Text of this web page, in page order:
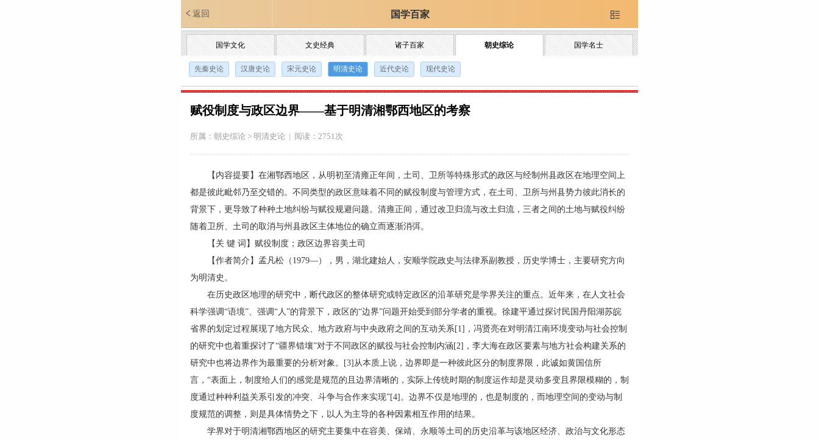
返回 国学百家 
国学文化 文史经典 诸子百家 朝史综论 国学名士
先秦史论 汉唐史论 宋元史论 明清史论 近代史论 现代史论
赋役制度与政区边界——基于明清湘鄂西地区的考察
所属： 朝史综论 > 明清史论 | 阅读：2751次
【内容提要】在湘鄂西地区，从明初至清雍正年间，土司、卫所等特殊形式的政区与经制州县政区在地理空间上
都是彼此毗邻乃至交错的。不同类型的政区意味着不同的赋役制度与管理方式，在土司、卫所与州县势力彼此消长的
背景下，更导致了种种土地纠纷与赋役规避问题。清雍正间，通过改卫归流与改土归流，三者之间的土地与赋役纠纷
随着卫所、土司的取消与州县政区主体地位的确立而逐渐消弭。
【关 键 词】赋役制度；政区边界容美土司
【作者简介】孟凡松（1979—），男，湖北建始人，安顺学院政史与法律系副教授，历史学博士，主要研究方向
为明清史。
在历史政区地理的研究中，断代政区的整体研究或特定政区的沿革研究是学界关注的重点。近年来，在人文社会
科学强调“语境”、强调“人”的背景下，政区的“边界”问题开始受到部分学者的重视。徐建平通过探讨民国丹阳湖苏皖
省界的划定过程展现了地方民众、地方政府与中央政府之间的互动关系[1]，冯贤亮在对明清江南环境变动与社会控制
的研究中也着重探讨了“疆界错壤”对于不同政区的赋役与社会控制内涵[2]，李大海在政区要素与地方社会构建关系的
研究中也将边界作为最重要的分析对象。[3]从本质上说，边界即是一种彼此区分的制度界限，此诚如黄国信所
言，“表面上，制度给人们的感觉是规范的且边界清晰的，实际上传统时期的制度运作却是灵动多变且界限模糊的，制
度通过种种利益关系引发的冲突、斗争与合作来实现”[4]。边界不仅是地理的，也是制度的，而地理空间的变动与制
度规范的调整，则是具体情势之下，以人为主导的各种因素相互作用的结果。
学界对于明清湘鄂西地区的研究主要集中在容美、保靖、永顺等土司的历史沿革与该地区经济、政治与文化形态